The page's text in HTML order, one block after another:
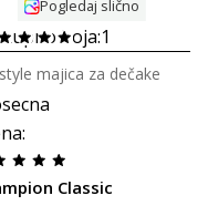
Pogledaj slično
boja:1
:
Classic
majica za dečake